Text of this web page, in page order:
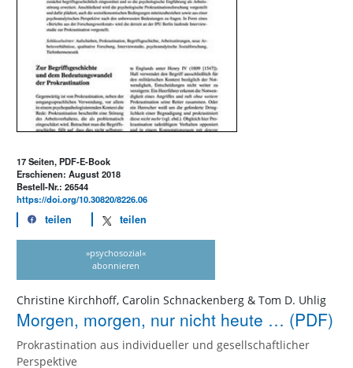
17 Seiten, PDF-E-Book
Erschienen: August 2018
Bestell-Nr.: 26544
https://doi.org/10.30820/8226.06
teilen teilen
»psychosozial«
abonnieren
Christine Kirchhoff, Carolin Schnackenberg & Tom D. Uhlig
Morgen, morgen, nur nicht heute … (PDF)
Prokrastination aus individueller und gesellschaftlicher
Perspektive